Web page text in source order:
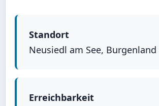
Standort
Neusiedl am See, Burgenland
Erreichbarkeit